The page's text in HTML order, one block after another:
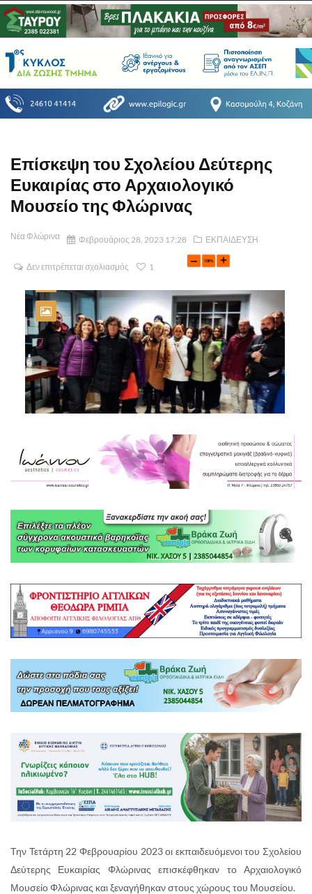
Επίσκεψη του Σχολείου Δεύτερης
Ευκαιρίας στο Αρχαιολογικό
Μουσείο της Φλώρινας
Νέα Φλώρινα Φεβρουάριος 28, 2023 17:28 ΕΚΠΑΙΔΕΥΣΗ
Δεν επιτρέπεται σχολιασμός 1
Την Τετάρτη 22 Φεβρουαρίου 2023 οι εκπαιδευόμενοι του Σχολείου
Δεύτερης Ευκαιρίας Φλώρινας επισκέφθηκαν το Αρχαιολογικό
Μουσείο Φλώρινας και ξεναγήθηκαν στους χώρους του Μουσείου.